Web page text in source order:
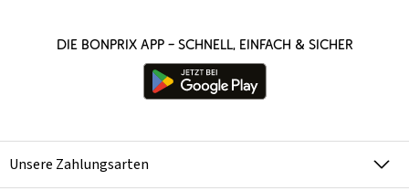
Die bonprix App – schnell, einfach & sicher
Unsere Zahlungsarten